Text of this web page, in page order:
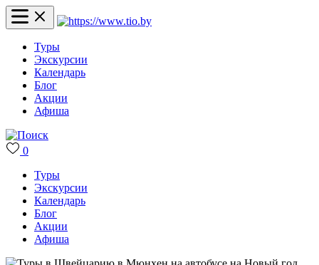
Туры
Экскурсии
Календарь
Блог
Акции
Афиша
0
Туры
Экскурсии
Календарь
Блог
Акции
Афиша